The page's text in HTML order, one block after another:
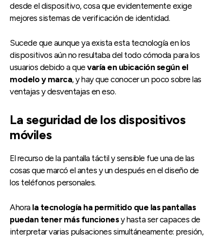
desde el dispositivo, cosa que evidentemente exige
mejores sistemas de verificación de identidad.
Sucede que aunque ya exista esta tecnología en los
dispositivos aún no resultaba del todo cómoda para los
usuarios debido a que varía en ubicación según el
modelo y marca, y hay que conocer un poco sobre las
ventajas y desventajas en eso.
La seguridad de los dispositivos
móviles
El recurso de la pantalla táctil y sensible fue una de las
cosas que marcó el antes y un después en el diseño de
los teléfonos personales.
Ahorala tecnología ha permitido que las pantallas
puedan tener más funcionesy hasta ser capaces de
interpretar varias pulsaciones simultáneamente: presión,